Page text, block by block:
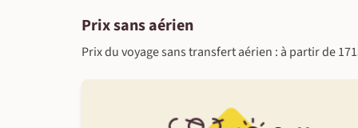
Prix sans aérien
Prix du voyage sans transfert aérien : à partir de